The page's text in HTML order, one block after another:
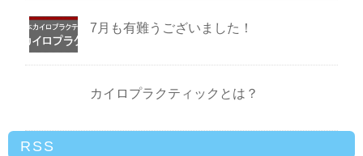
7月も有難うございました！
カイロプラクティックとは？
RSS